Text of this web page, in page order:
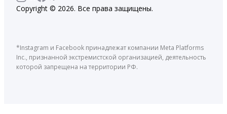
Copyright © 2026. Все права защищены.
*Instagram и Facebook принадлежат компании Meta Platforms
Inc., признанной экстремистской организацией, деятельность
которой запрещена на территории РФ.